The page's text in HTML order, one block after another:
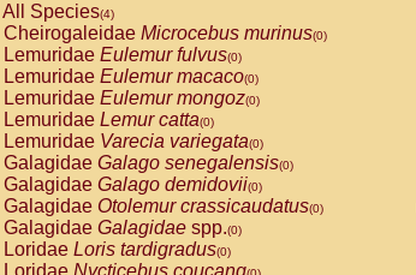
All Species(4)
Cheirogaleidae Microcebus murinus(0)
Lemuridae Eulemur fulvus(0)
Lemuridae Eulemur macaco(0)
Lemuridae Eulemur mongoz(0)
Lemuridae Lemur catta(0)
Lemuridae Varecia variegata(0)
Galagidae Galago senegalensis(0)
Galagidae Galago demidovii(0)
Galagidae Otolemur crassicaudatus(0)
Galagidae Galagidae spp.(0)
Loridae Loris tardigradus(0)
Loridae Nycticebus coucang